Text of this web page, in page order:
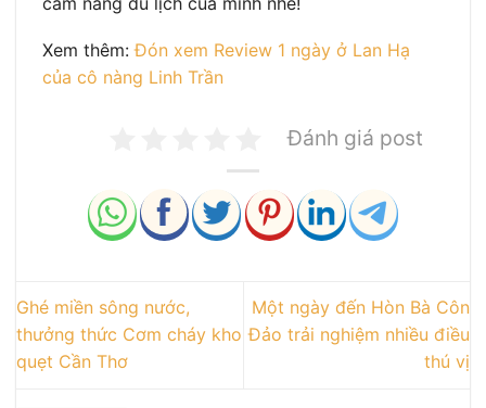
Xem thêm:Đón xem Review 1 ngày ở Lan Hạ
của cô nàng Linh Trần
Đánh giá post
Ghé miền sông nước,
thưởng thức Cơm cháy kho
quẹt Cần Thơ
Một ngày đến Hòn Bà Côn
Đảo trải nghiệm nhiều điều
thú vị